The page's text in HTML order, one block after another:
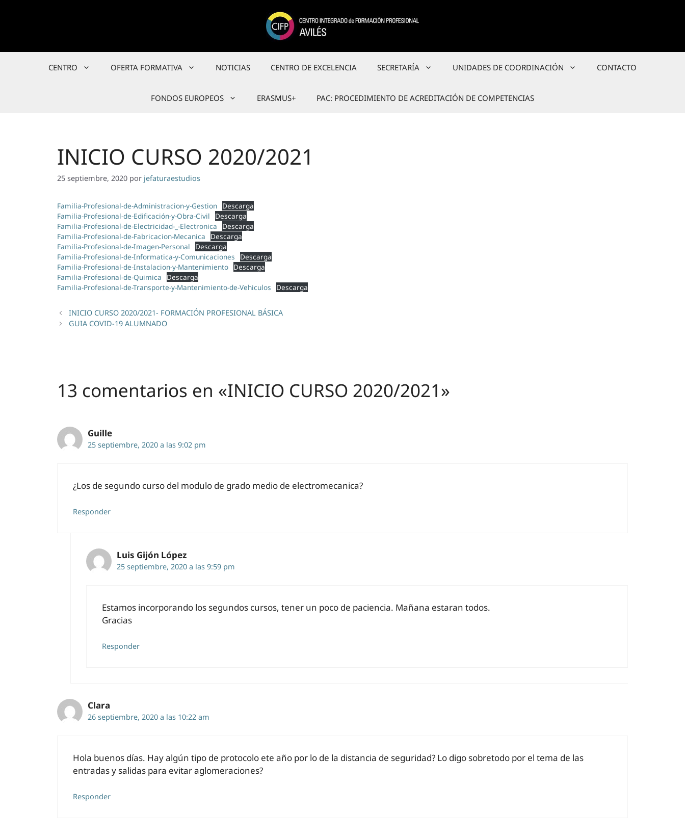
CENTRO OFERTA FORMATIVA NOTICIAS CENTRO DE EXCELENCIA SECRETARÍA UNIDADES DE COORDINACIÓN CONTACTO
FONDOS EUROPEOS ERASMUS+ PAC: PROCEDIMIENTO DE ACREDITACIÓN DE COMPETENCIAS
INICIO CURSO 2020/2021
25 septiembre, 2020 por jefaturaestudios
Familia-Profesional-de-Administracion-y-Gestion Descarga
Familia-Profesional-de-Edificación-y-Obra-Civil
Descarga
Familia-Profesional-de-Electricidad-_-Electronica
Descarga
Familia-Profesional-de-Fabricacion-Mecanica
Descarga
Familia-Profesional-de-Imagen-Personal
Descarga
Familia-Profesional-de-Informatica-y-Comunicaciones
Descarga
Familia-Profesional-de-Instalacion-y-Mantenimiento Descarga
Familia-Profesional-de-Quimica
Descarga
Familia-Profesional-de-Transporte-y-Mantenimiento-de-Vehiculos
Descarga
INICIO CURSO 2020/2021- FORMACIÓN PROFESIONAL BÁSICA
GUIA COVID-19 ALUMNADO
13 comentarios en «INICIO CURSO 2020/2021»
Guille
25 septiembre, 2020 a las 9:02 pm
¿Los de segundo curso del modulo de grado medio de electromecanica?
Responder
Luis Gijón López
25 septiembre, 2020 a las 9:59 pm
Estamos incorporando los segundos cursos, tener un poco de paciencia. Mañana estaran todos.
Gracias
Responder
Clara
26 septiembre, 2020 a las 10:22 am
Hola buenos días. Hay algún tipo de protocolo ete año por lo de la distancia de seguridad? Lo digo sobretodo por el tema de las
entradas y salidas para evitar aglomeraciones?
Responder